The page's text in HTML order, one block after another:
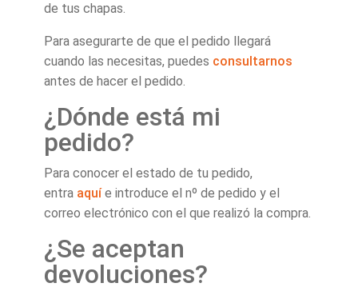
de tus chapas.
Para asegurarte de que el pedido llegará
cuando las necesitas, puedes consultarnos
antes de hacer el pedido.
¿Dónde está mi
pedido?
Para conocer el estado de tu pedido,
entra aquíe introduce el nº de pedido y el
correo electrónico con el que realizó la compra.
¿Se aceptan
devoluciones?